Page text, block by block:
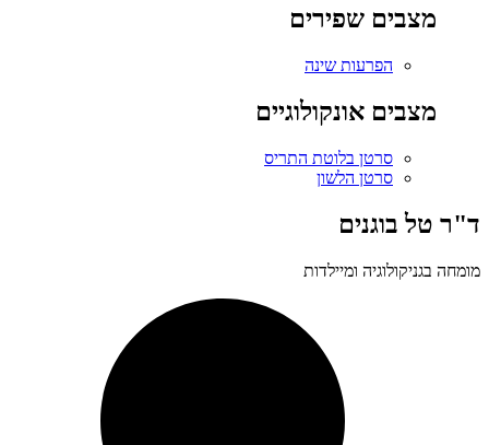
מצבים שפירים
הפרעות שינה
מצבים אונקולוגיים
סרטן בלוטת התריס
סרטן הלשון
ד"ר טל בוגנים
מומחה בגניקולוגיה ומיילדות